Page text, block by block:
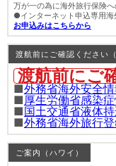
万が一の為に海外旅行保険へ
●インターネット申込専用
お申込みはこちらから
渡航前にご確認ください（
渡航前にご
■外務省海外安全
■厚生労働省感染
■国土交通省液体
■外務省海外旅行
ご案内（ハワイ）